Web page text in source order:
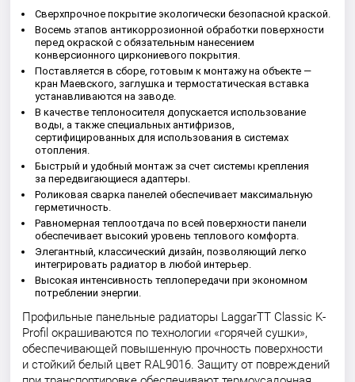
Сверхпрочное покрытие экологически безопасной краской.
Восемь этапов антикоррозионной обработки поверхности
перед окраской с обязательным нанесением
конверсионного циркониевого покрытия.
Поставляется в сборе, готовым к монтажу на объекте —
кран Маевского, заглушка и термостатическая вставка
устанавливаются на заводе.
В качестве теплоносителя допускается использование
воды, а также специальных антифризов,
сертифицированных для использования в системах
отопления.
Быстрый и удобный монтаж за счет системы крепления
за передвигающиеся адаптеры.
Роликовая сварка панелей обеспечивает максимальную
герметичность.
Равномерная теплоотдача по всей поверхности панели
обеспечивает высокий уровень теплового комфорта.
Элегантный, классический дизайн, позволяющий легко
интегрировать радиатор в любой интерьер.
Высокая интенсивность теплопередачи при экономном
потреблении энергии.
Профильные панельные радиаторы LaggarTT Classic K-
Profil окрашиваются по технологии «горячей сушки»,
обеспечивающей повышенную прочность поверхности
и стойкий белый цвет RAL9016. Защиту от повреждений